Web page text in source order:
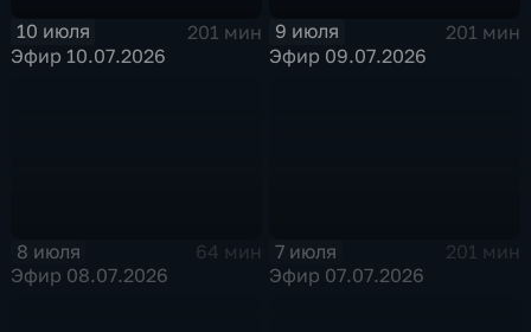
10 июля
201 мин
Эфир 10.07.2026
9 июля
201 мин
Эфир 09.07.2026
8 июля
64 мин
Эфир 08.07.2026
7 июля
201 мин
Эфир 07.07.2026